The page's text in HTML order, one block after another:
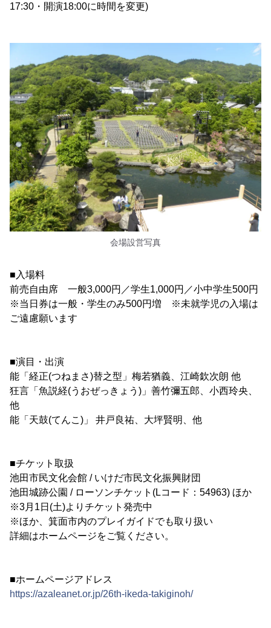
17:30・開演18:00に時間を変更)
会場設営写真
■入場料
前売自由席 一般3,000円／学生1,000円／小中学生500円
※当日券は一般・学生のみ500円増 ※未就学児の入場は
ご遠慮願います
■演目・出演
能「経正(つねまさ)替之型」梅若猶義、江崎欽次朗 他
狂言「魚説経(うおぜっきょう)」善竹彌五郎、小西玲央、
他
能「天鼓(てんこ)」 井戸良祐、大坪賢明、他
■チケット取扱
池田市民文化会館 / いけだ市民文化振興財団
池田城跡公園 / ローソンチケット(Lコード：54963) ほか
※3月1日(土)よりチケット発売中
※ほか、箕面市内のプレイガイドでも取り扱い
詳細はホームページをご覧ください。
■ホームページアドレス
https://azaleanet.or.jp/26th-ikeda-takiginoh/